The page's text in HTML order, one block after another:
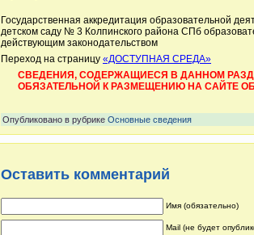
Государственная аккредитация образовательной
детском саду № 3 Колпинского района СПб
действующим законодательством
Переход на страницу «ДОСТУПНАЯ СРЕДА»
СВЕДЕНИЯ, СОДЕРЖАЩИЕСЯ В ДАННОМ
ОБЯЗАТЕЛЬНОЙ К РАЗМЕЩЕНИЮ НА САЙТЕ
Опубликовано в рубрике Основные сведения
Оставить комментарий
Имя (обязательно)
Mail (не будет